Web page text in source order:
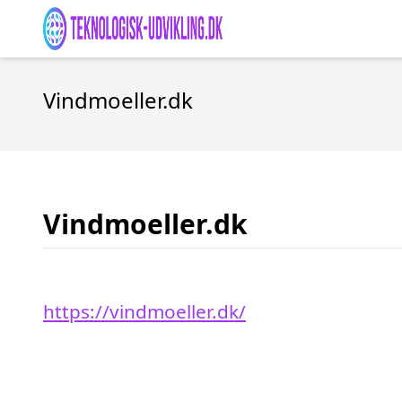
Vindmoeller.dk
Vindmoeller.dk
https://vindmoeller.dk/